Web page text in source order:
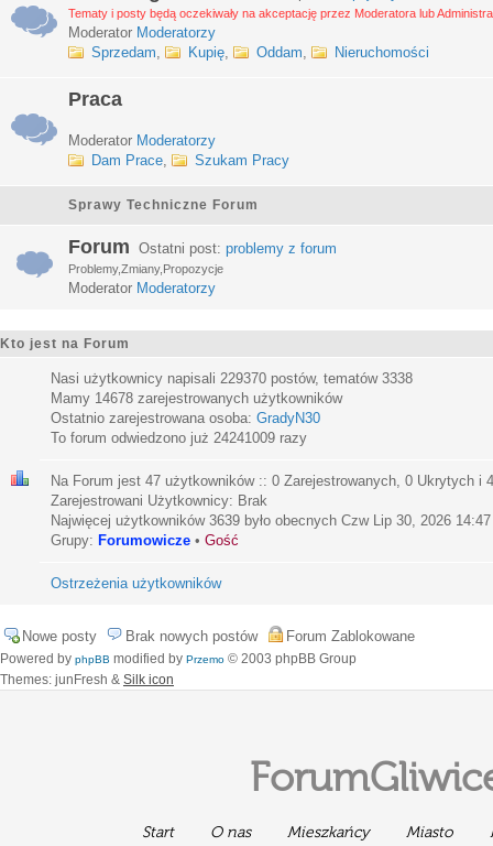
Tematy i posty będą oczekiwały na akceptację przez Moderatora lub
Moderator Moderatorzy
Sprzedam, Kupię, Oddam, Nieruchomości
Praca
Moderator Moderatorzy
Dam Prace, Szukam Pracy
Sprawy Techniczne Forum
Forum Ostatni post: problemy z forum
Problemy,Zmiany,Propozycje
Moderator Moderatorzy
Kto jest na Forum
Nasi użytkownicy napisali 229370 postów, tematów 3338
Mamy 14678 zarejestrowanych użytkowników
Ostatnio zarejestrowana osoba: GradyN30
To forum odwiedzono już 24241009 razy
Na Forum jest 47 użytkowników :: 0 Zarejestrowanych, 0 Ukrytych i
Zarejestrowani Użytkownicy: Brak
Najwięcej użytkowników 3639 było obecnych Czw Lip 30, 2026 14:47
Grupy: Forumowicze • Gość
Ostrzeżenia użytkowników
Nowe posty Brak nowych postów Forum Zablokowane
Powered by phpBB modified by Przemo © 2003 phpBB Group
Themes: junFresh & Silk icon
Start O nas Mieszkańcy Miasto